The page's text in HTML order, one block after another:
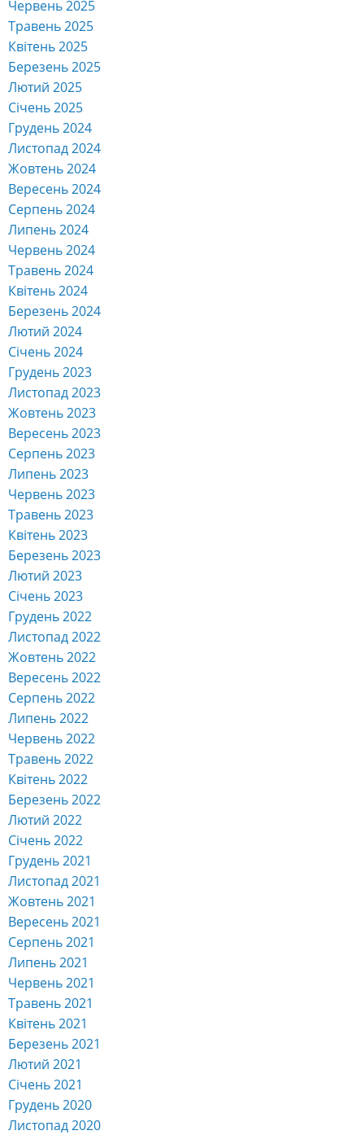
Червень 2025
Травень 2025
Квітень 2025
Березень 2025
Лютий 2025
Січень 2025
Грудень 2024
Листопад 2024
Жовтень 2024
Вересень 2024
Серпень 2024
Липень 2024
Червень 2024
Травень 2024
Квітень 2024
Березень 2024
Лютий 2024
Січень 2024
Грудень 2023
Листопад 2023
Жовтень 2023
Вересень 2023
Серпень 2023
Липень 2023
Червень 2023
Травень 2023
Квітень 2023
Березень 2023
Лютий 2023
Січень 2023
Грудень 2022
Листопад 2022
Жовтень 2022
Вересень 2022
Серпень 2022
Липень 2022
Червень 2022
Травень 2022
Квітень 2022
Березень 2022
Лютий 2022
Січень 2022
Грудень 2021
Листопад 2021
Жовтень 2021
Вересень 2021
Серпень 2021
Липень 2021
Червень 2021
Травень 2021
Квітень 2021
Березень 2021
Лютий 2021
Січень 2021
Грудень 2020
Листопад 2020